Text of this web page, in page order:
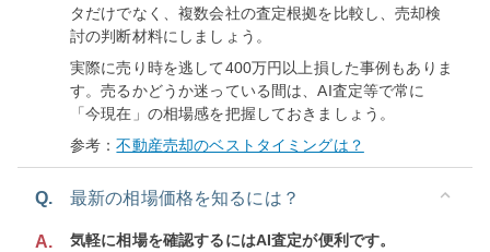
タだけでなく、複数会社の査定根拠を比較し、売却検
討の判断材料にしましょう。
実際に売り時を逃して400万円以上損した事例もありま
す。売るかどうか迷っている間は、AI査定等で常に
「今現在」の相場感を把握しておきましょう。
参考：不動産売却のベストタイミングは？
Q. 最新の相場価格を知るには？
A.
気軽に相場を確認するにはAI査定が便利です。